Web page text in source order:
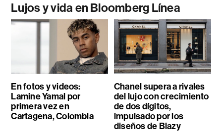
Lujos y vida en Bloomberg Línea
En fotos y videos:
Lamine Yamal por
primera vez en
Cartagena, Colombia
Chanel supera a rivales
del lujo con crecimiento
de dos dígitos,
impulsado por los
diseños de Blazy